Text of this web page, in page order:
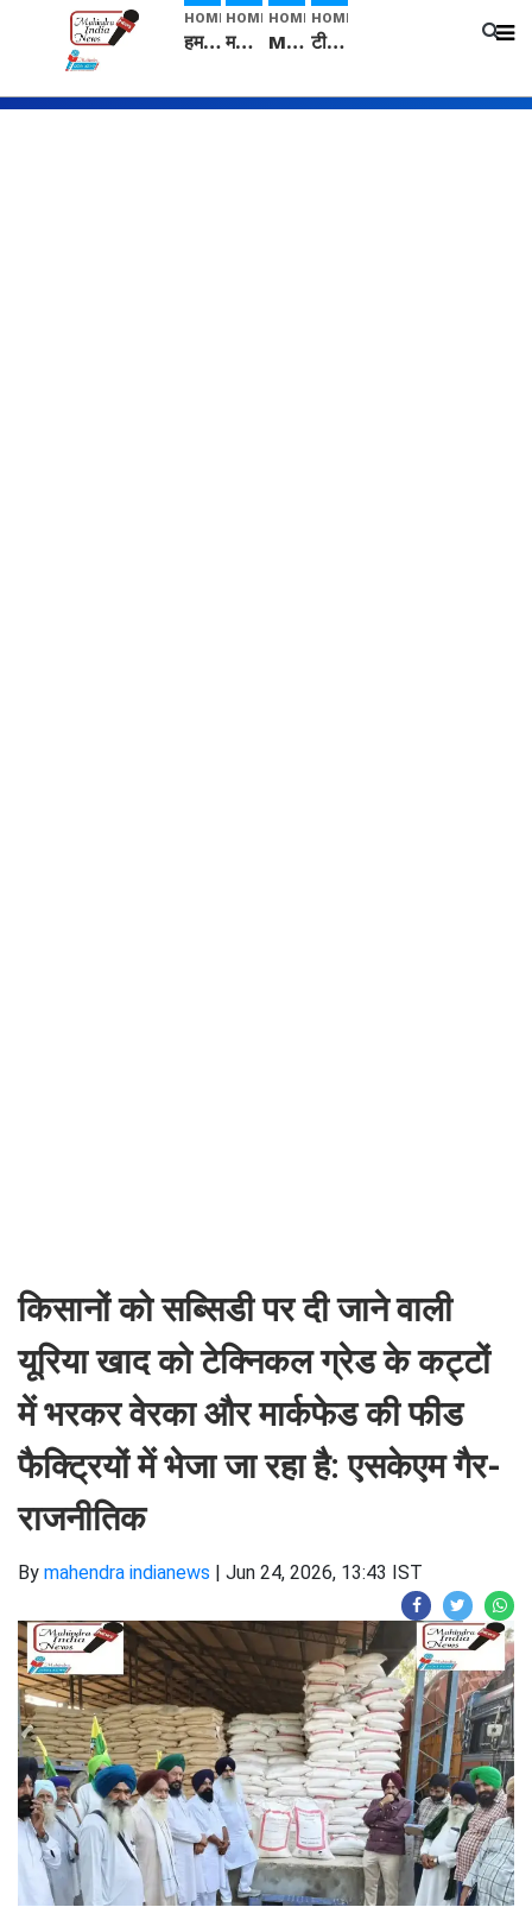
HOME
हम सनातनी..." सांसद kangana Ranaut से क्या बोली लड़की? Viral Jantar-Mantar | CJP protest
HOME
मनीषा हत्याकांड: हत्या, आत्महत्या या कोई बड़ा राज? | Full Story | Josh Haryana
HOME
Mangalsutra: हिंदू धर्म में शादी के बाद मंगलसूत्र क्यों पहनती है महिलाएं, किसने शुरु की ये परंपरा
HOME
टीम बीकेई ने एग्रीकल्चर ग्रेड की यूरिया खाद गट्टों में बदलकर टेक्निकल ग्रेड में बेचने वालों पर करवाई कार्रवाई: लखविंदर सिंह औलख
किसानों को सब्सिडी पर दी जाने वाली
यूरिया खाद को टेक्निकल ग्रेड के कट्टों
में भरकर वेरका और मार्कफेड की फीड
फैक्ट्रियों में भेजा जा रहा है: एसकेएम गैर-
राजनीतिक
By mahendra indianews | Jun 24, 2026, 13:43 IST